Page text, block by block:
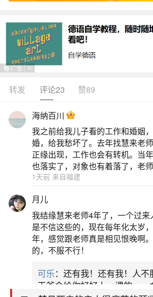
生活中像老是梦见死去的亲人
很常见的问题，但是小问题不注意
烦，下面就这个问题给大家做一些
一、梦见死去很久的亲人很痛苦
恋爱中的人梦见死去很久的亲
体谅，诚心对待，婚姻可成。梦见
很痛苦，对爱情产生怀疑想法，却
姻有所肯定。有合适人选的你，今
人生大事。应父母或朋友之约，参
有机会出现的，只要对方的条件你
受。怀孕的人梦见死去很久的亲人
转发 评论23 赞89
海纳百川
我之前给我儿子看的工作和婚姻
婚，给我愁坏了。去年找慧来老
正缘出现，工作也会有转机。当
也落实了，对象也有着落了，老师
1天前 来自福建
月儿
我结缘慧来老师4年了，一个过
是不信这些的，现在每年化太岁
年，感觉跟老师真是相见恨晚啊
的，不服不行！
可乐：还有我！还有我！人
天爷会给你好好上一课的。一